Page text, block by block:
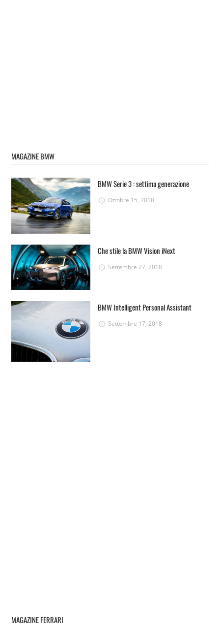
MAGAZINE BMW
BMW Serie 3 : settima generazione
Ottobre 15, 2018
Che stile la BMW Vision iNext
Settembre 27, 2018
BMW Intelligent Personal Assistant
Settembre 17, 2018
MAGAZINE FERRARI